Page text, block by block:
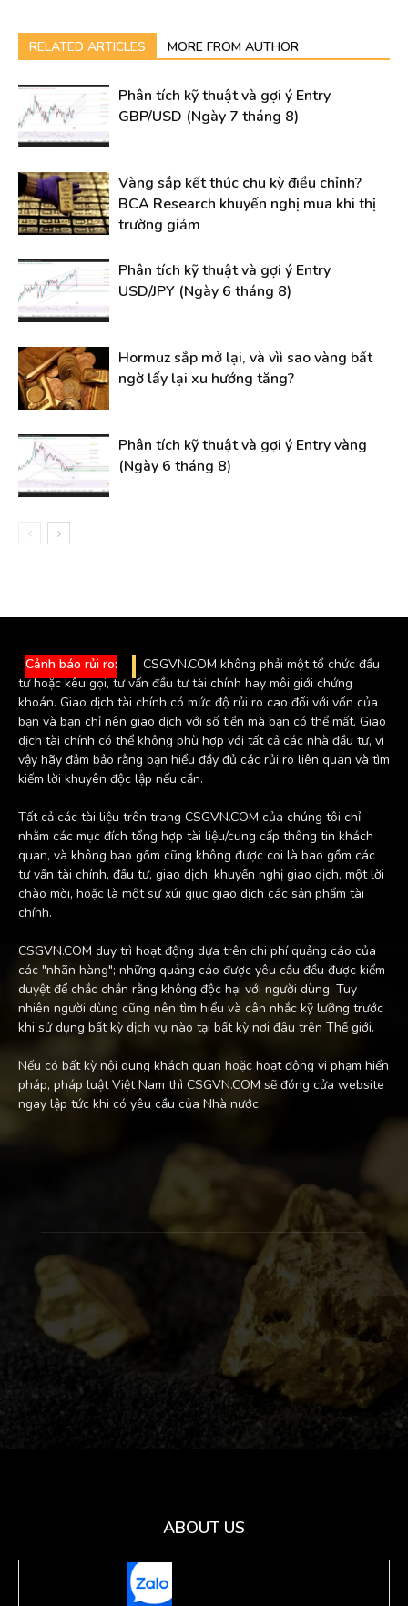
RELATED ARTICLES MORE FROM AUTHOR
Phân tích kỹ thuật và gợi ý Entry
GBP/USD (Ngày 7 tháng 8)
Vàng sắp kết thúc chu kỳ điều chỉnh?
BCA Research khuyến nghị mua khi thị
trường giảm
Phân tích kỹ thuật và gợi ý Entry
USD/JPY (Ngày 6 tháng 8)
Hormuz sắp mở lại, và vìì sao vàng bất
ngờ lấy lại xu hướng tăng?
Phân tích kỹ thuật và gợi ý Entry vàng
(Ngày 6 tháng 8)
Cảnh báo rủi ro:
CSGVN.COM không phải một tổ chức đầu
tư hoặc kêu gọi, tư vấn đầu tư tài chính hay môi giới chứng
khoán. Giao dịch tài chính có mức độ rủi ro cao đối với vốn của
bạn và bạn chỉ nên giao dịch với số tiền mà bạn có thể mất. Giao
dịch tài chính có thể không phù hợp với tất cả các nhà đầu tư, vì
vậy hãy đảm bảo rằng bạn hiểu đầy đủ các rủi ro liên quan và tìm
kiếm lời khuyên độc lập nếu cần.
Tất cả các tài liệu trên trang CSGVN.COM của chúng tôi chỉ
nhằm các mục đích tổng hợp tài liệu/cung cấp thông tin khách
quan, và không bao gồm cũng không được coi là bao gồm các
tư vấn tài chính, đầu tư, giao dịch, khuyến nghị giao dịch, một lời
chào mời, hoặc là một sự xúi giục giao dịch các sản phẩm tài
chính.
CSGVN.COM duy trì hoạt động dựa trên chi phí quảng cáo của
các "nhãn hàng"; những quảng cáo được yêu cầu đều được kiểm
duyệt để chắc chắn rằng không độc hại với người dùng. Tuy
nhiên người dùng cũng nên tìm hiểu và cân nhắc kỹ lưỡng trước
khi sử dụng bất kỳ dịch vụ nào tại bất kỳ nơi đâu trên Thế giới.
Nếu có bất kỳ nội dung khách quan hoặc hoạt động vi phạm hiến
pháp, pháp luật Việt Nam thì CSGVN.COM sẽ đóng cửa website
ngay lập tức khi có yêu cầu của Nhà nước.
ABOUT US